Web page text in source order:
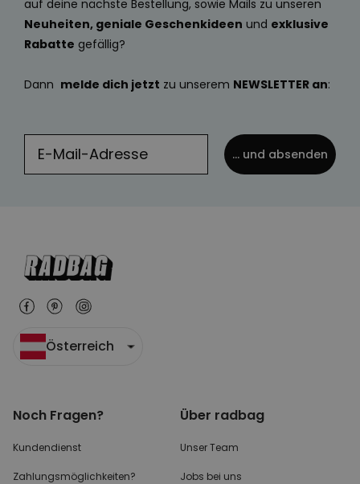
auf deine nächste Bestellung, sowie Mails zu unseren
Neuheiten, geniale Geschenkideen und exklusive
Rabatte gefällig?
Dann melde dich jetzt zu unserem NEWSLETTER an:
... und absenden
Österreich
Noch Fragen?
Kundendienst
Zahlungsmöglichkeiten?
Über radbag
Unser Team
Jobs bei uns